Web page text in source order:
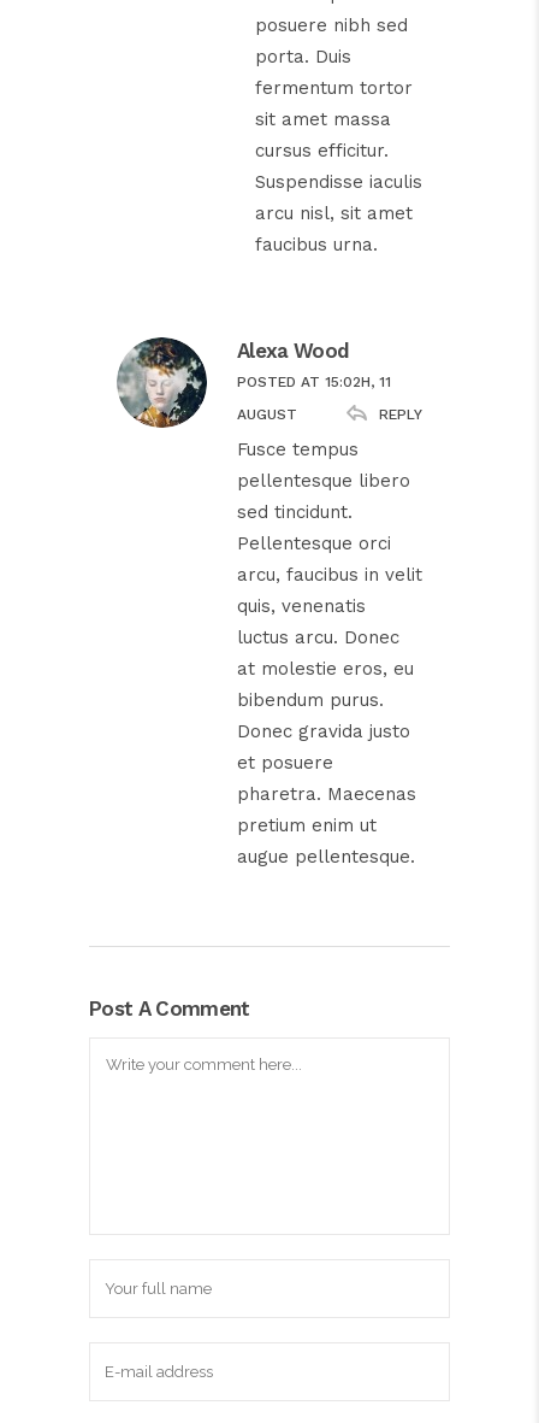
posuere nibh sed
porta. Duis
fermentum tortor
sit amet massa
cursus efficitur.
Suspendisse iaculis
arcu nisl, sit amet
faucibus urna.
Alexa Wood
POSTED AT 15:02H, 11
AUGUST
REPLY
Fusce tempus
pellentesque libero
sed tincidunt.
Pellentesque orci
arcu, faucibus in velit
quis, venenatis
luctus arcu. Donec
at molestie eros, eu
bibendum purus.
Donec gravida justo
et posuere
pharetra. Maecenas
pretium enim ut
augue pellentesque.
Post A Comment